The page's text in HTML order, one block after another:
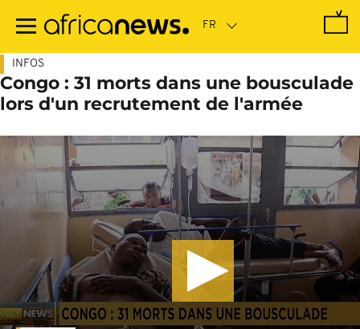
contenu
INFOS
Congo : 31 morts dans une bousculade
lors d'un recrutement de l'armée